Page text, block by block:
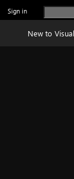
Sign in
New to